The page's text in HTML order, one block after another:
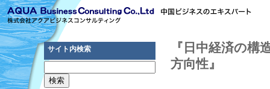
サイト内検索
『日中経済の構
方向性』